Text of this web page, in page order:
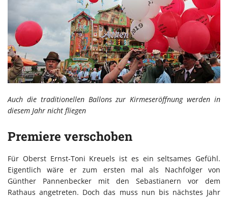
Auch die traditionellen Ballons zur Kirmeseröffnung werden in
diesem Jahr nicht fliegen
Premiere verschoben
Für Oberst Ernst-Toni Kreuels ist es ein seltsames Gefühl.
Eigentlich wäre er zum ersten mal als Nachfolger von
Günther Pannenbecker mit den Sebastianern vor dem
Rathaus angetreten. Doch das muss nun bis nächstes Jahr